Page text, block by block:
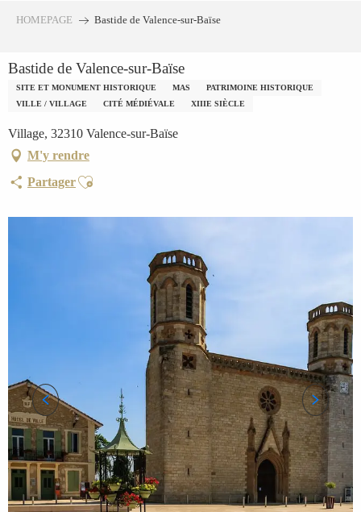
principal
HOMEPAGE Bastide de Valence-sur-Baïse
Bastide de Valence-sur-Baïse
SITE ET MONUMENT HISTORIQUE MAS
PATRIMOINE HISTORIQUE
VILLE / VILLAGE
CITÉ MÉDIÉVALE XIIIE SIÈCLE
Village, 32310 Valence-sur-Baïse
M'y rendre
PartagerAjouter aux favoris